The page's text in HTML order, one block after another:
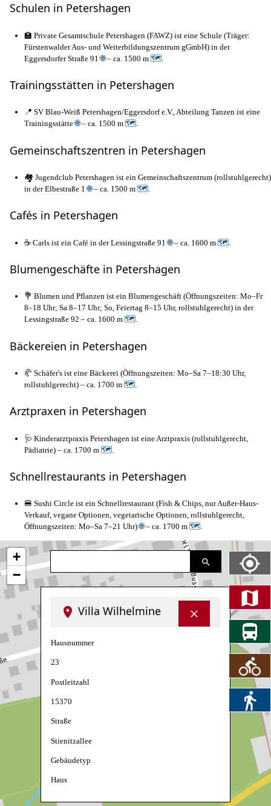
Schulen in Petershagen
🏫 Private Gesamtschule Petershagen (FAWZ) ist eine Schule (Träger:
Fürstenwalder Aus- und Weiterbildungszentrum gGmbH) in der
Eggersdorfer Straße 91🌐– ca. 1500 m 🗺
Trainingsstätten in Petershagen
📍 SV Blau-Weiß Petershagen/Eggersdorf e.V., Abteilung Tanzen ist eine
Trainingsstätte🌐– ca. 1500 m 🗺.
Gemeinschaftszentren in Petershagen
🏘️ Jugendclub Petershagen ist ein Gemeinschaftszentrum (rollstuhlgerecht)
in der Elbestraße 1🌐– ca. 1500 m 🗺
Cafés in Petershagen
☕ Carls ist ein Café in der Lessingstraße 91🌐– ca. 1600 m 🗺
Blumengeschäfte in Petershagen
💐 Blumen und Pflanzen ist ein Blumengeschäft (Öffnungszeiten: Mo–Fr
8–18 Uhr; Sa 8–17 Uhr; So, Feiertag 8–15 Uhr, rollstuhlgerecht) in der
Lessingstraße 92 – ca. 1600 m 🗺.
Bäckereien in Petershagen
🥐 Schäfer's ist eine Bäckerei (Öffnungszeiten: Mo–Sa 7–18:30 Uhr,
rollstuhlgerecht) – ca. 1700 m 🗺
Arztpraxen in Petershagen
🩺 Kinderarztpraxis Petershagen ist eine Arztpraxis (rollstuhlgerecht,
Pädiatrie) – ca. 1700 m 🗺
Schnellrestaurants in Petershagen
🍔 Sushi Circle ist ein Schnellrestaurant (Fish & Chips, nur Außer-Haus-
Verkauf, vegane Optionen, vegetarische Optionen, rollstuhlgerecht,
Öffnungszeiten: Mo–Sa 7–21 Uhr)🌐– ca. 1700 m 🗺.
Villa Wilhelmine
Hausnummer
23
Postleitzahl
15370
Straße
Stienitzallee
Gebäudetyp
Haus
+
−